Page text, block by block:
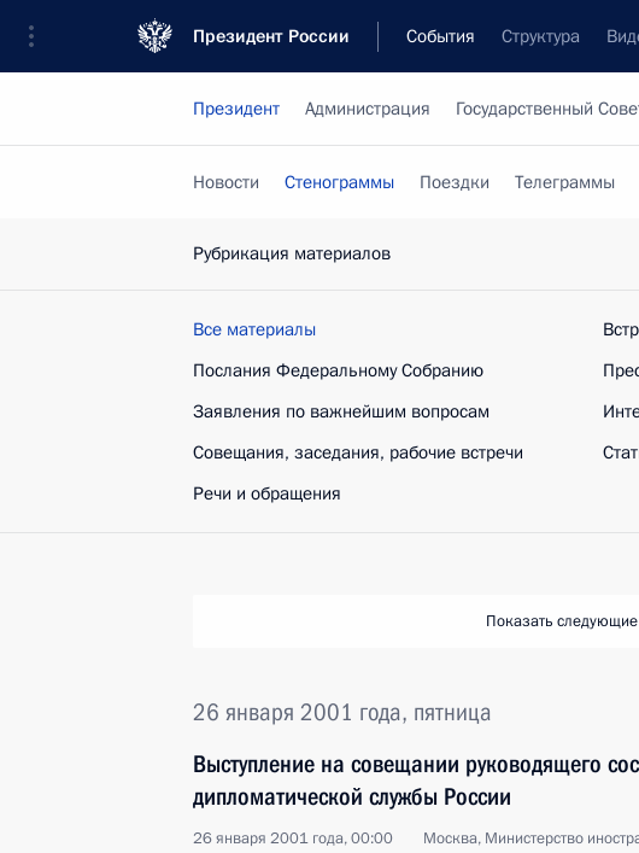
Президент России События Структура
Президент Администрация Государственный
Новости Стенограммы Поездки Телеграммы
Рубрикация материалов
Все материалы
Послания Федеральному Собранию
Заявления по важнейшим вопросам
Совещания, заседания, рабочие встречи
Речи и обращения
Показать
26 января 2001 года, пятница
Выступление на совещании руководящего
дипломатической службы России
26 января 2001 года, 00:00 Москва, Министерство